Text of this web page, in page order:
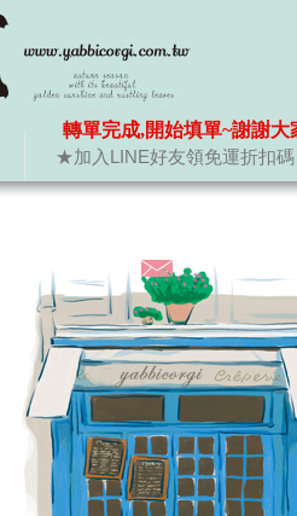
★加入LINE好友領免運折扣碼
轉單完成,開始填單~謝謝